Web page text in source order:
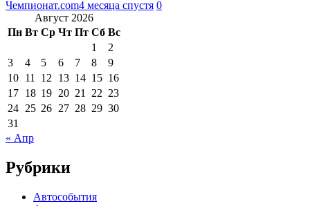
Чемпионат.com4 месяца спустя 0
Август 2026
Пн Вт Ср Чт Пт Сб Вс
1
2
3
4 5 6 7 8
9
10 11 12 13 14 15 16
17 18 19 20 21 22 23
24 25 26 27 28 29 30
31
« Апр
Рубрики
Автособытия